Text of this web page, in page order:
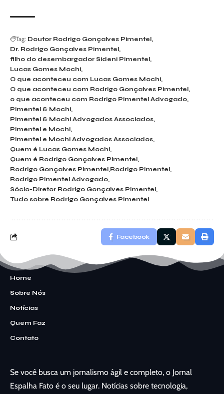
Tag: Doutor Rodrigo Gonçalves Pimentel
Dr. Rodrigo Gonçalves Pimentel
filho do desembargador Sideni Pimentel
Lucas Gomes Mochi
O que aconteceu com Lucas Gomes Mochi
O que aconteceu com Rodrigo Gonçalves Pimentel
o que aconteceu com Rodrigo Pimentel Advogado
Pimentel & Mochi
Pimentel & Mochi Advogados Associados
Pimentel e Mochi
Pimentel e Mochi Advogados Associados
Quem é Lucas Gomes Mochi
Quem é Rodrigo Gonçalves Pimentel
Rodrigo Gonçalves Pimentel Rodrigo Pimentel
Rodrigo Pimentel Advogado
Sócio-Diretor Rodrigo Gonçalves Pimentel
Tudo sobre Rodrigo Gonçalves Pimentel
Facebook
Home
Sobre Nós
Notícias
Quem Faz
Contato
Se você busca um jornalismo ágil e completo, o Jornal
Espalha Fato é o seu lugar. Notícias sobre tecnologia,